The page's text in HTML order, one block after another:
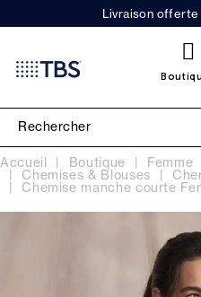
Livraison
Accueil Boutique Femme
Chemises & Blouses
Chemise manche courte